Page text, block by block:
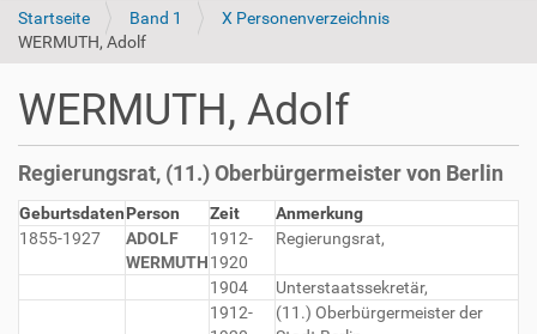
Startseite Band 1
X Personenverzeichnis
WERMUTH, Adolf
WERMUTH, Adolf
Regierungsrat, (11.) Oberbürgermeister von Berlin
GeburtsdatenPerson Zeit
Anmerkung
1855-1927
ADOLF
WERMUTH
1912-
1920
Regierungsrat,
1904
Unterstaatssekretär,
1912-
(11.) Oberbürgermeister der